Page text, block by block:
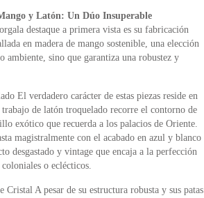
y Latón: Un Dúo Insuperable
destaque a primera vista es su fabricación
en madera de mango sostenible, una elección
ambiente, sino que garantiza una robustez y
El verdadero carácter de estas piezas reside en
de latón troquelado recorre el contorno de
exótico que recuerda a los palacios de Oriente.
magistralmente con el acabado en azul y blanco
desgastado y vintage que encaja a la perfección
o eclécticos.
Cristal A pesar de su estructura robusta y sus patas